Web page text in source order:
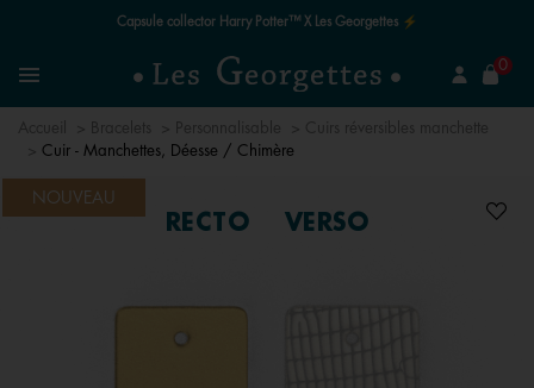
Le quart de siècle de la magie ✨
MenuRecherchez un bijou
0
Cuir - Manchettes, Déesse / Chimère
NOUVEAU
RECTO VERSO